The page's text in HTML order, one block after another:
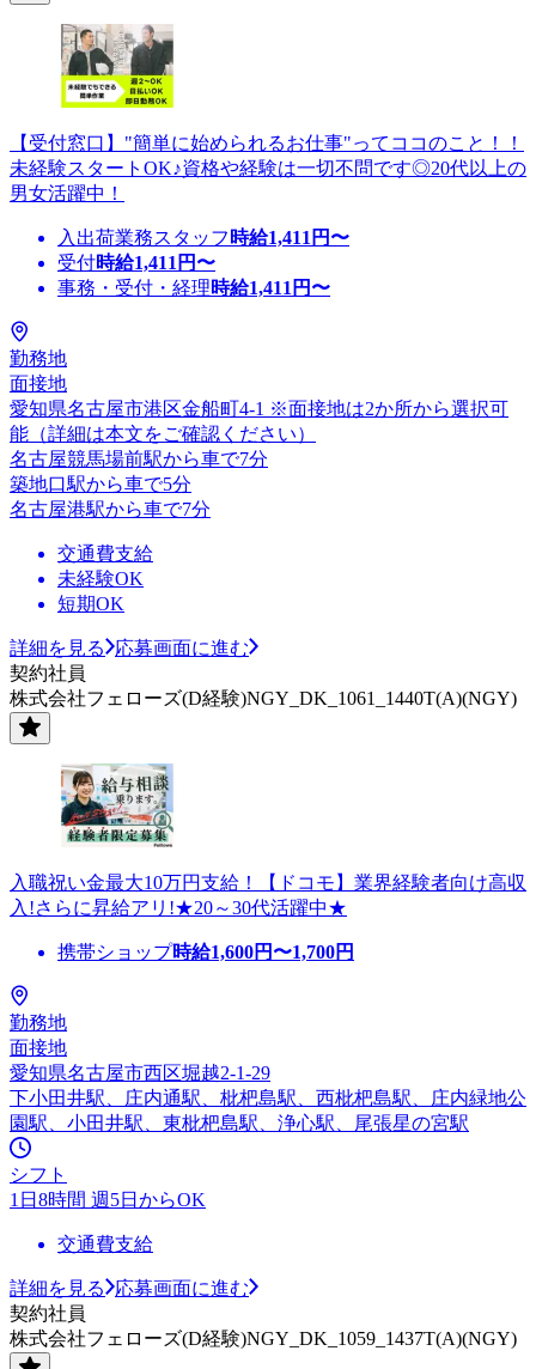
【受付窓口】"簡単に始められるお仕事"ってココのこと！！
未経験スタートOK♪資格や経験は一切不問です◎20代以上の
男女活躍中！
入出荷業務スタッフ 時給1,411 円〜
受付時給1,411 円〜
事務・受付・経理時給1,411 円〜
勤務地
面接地
愛知県名古屋市港区金船町4-1 ※面接地は2か所から選択可
能（詳細は本文をご確認ください）
名古屋競馬場前駅から車で7分
築地口駅から車で5分
名古屋港駅から車で7分
交通費支給
未経験OK
短期OK
詳細を見る
応募画面に進む
契約社員
株式会社フェローズ(D経験)NGY_DK_1061_1440T(A)(NGY)
入職祝い金最大10万円支給！【ドコモ】業界経験者向け高収
入!さらに昇給アリ!★20～30代活躍中★
携帯ショップ時給1,600円〜1,700円
勤務地
面接地
愛知県名古屋市西区堀越2-1-29
下小田井駅、庄内通駅、枇杷島駅、西枇杷島駅、庄内緑地公
園駅、小田井駅、東枇杷島駅、浄心駅、尾張星の宮駅
シフト
1日8時間 週5日からOK
交通費支給
詳細を見る
応募画面に進む
契約社員
株式会社フェローズ(D経験)NGY_DK_1059_1437T(A)(NGY)